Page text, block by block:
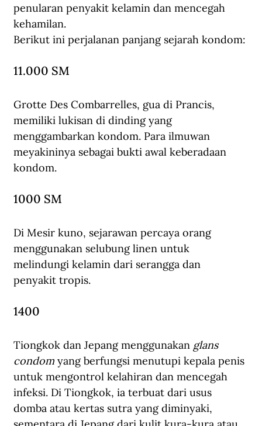
penularan penyakit kelamin dan mencegah
kehamilan.
Berikut ini perjalanan panjang sejarah kondom:
11.000 SM
Grotte Des Combarrelles, gua di Prancis,
memiliki lukisan di dinding yang
menggambarkan kondom. Para ilmuwan
meyakininya sebagai bukti awal keberadaan
kondom.
1000 SM
Di Mesir kuno, sejarawan percaya orang
menggunakan selubung linen untuk
melindungi kelamin dari serangga dan
penyakit tropis.
1400
Tiongkok dan Jepang menggunakan glans
condom yang berfungsi menutupi kepala penis
untuk mengontrol kelahiran dan mencegah
infeksi. Di Tiongkok, ia terbuat dari usus
domba atau kertas sutra yang diminyaki,